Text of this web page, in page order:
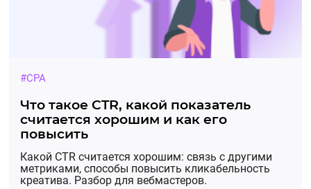
#CPA
Что такое CTR, какой показатель
считается хорошим и как его
повысить
Какой CTR считается хорошим: связь с другими
метриками, способы повысить кликабельность
креатива. Разбор для вебмастеров.